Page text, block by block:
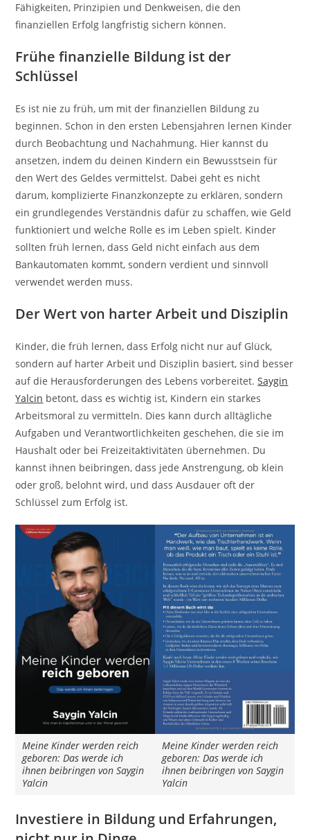
Fähigkeiten, Prinzipien und Denkweisen, die den
finanziellen Erfolg langfristig sichern können.
Frühe finanzielle Bildung ist der
Schlüssel
Es ist nie zu früh, um mit der finanziellen Bildung zu
beginnen. Schon in den ersten Lebensjahren lernen Kinder
durch Beobachtung und Nachahmung. Hier kannst du
ansetzen, indem du deinen Kindern ein Bewusstsein für
den Wert des Geldes vermittelst. Dabei geht es nicht
darum, komplizierte Finanzkonzepte zu erklären, sondern
ein grundlegendes Verständnis dafür zu schaffen, wie Geld
funktioniert und welche Rolle es im Leben spielt. Kinder
sollten früh lernen, dass Geld nicht einfach aus dem
Bankautomaten kommt, sondern verdient und sinnvoll
verwendet werden muss.
Der Wert von harter Arbeit und Disziplin
Kinder, die früh lernen, dass Erfolg nicht nur auf Glück,
sondern auf harter Arbeit und Disziplin basiert, sind besser
auf die Herausforderungen des Lebens vorbereitet.Saygin
Yalcin betont, dass es wichtig ist, Kindern ein starkes
Arbeitsmoral zu vermitteln. Dies kann durch alltägliche
Aufgaben und Verantwortlichkeiten geschehen, die sie im
Haushalt oder bei Freizeitaktivitäten übernehmen. Du
kannst ihnen beibringen, dass jede Anstrengung, ob klein
oder groß, belohnt wird, und dass Ausdauer oft der
Schlüssel zum Erfolg ist.
Meine Kinder werden reich
geboren: Das werde ich
ihnen beibringen von Saygin
Yalcin
Meine Kinder werden reich
geboren: Das werde ich
ihnen beibringen von Saygin
Yalcin
Investiere in Bildung und Erfahrungen,